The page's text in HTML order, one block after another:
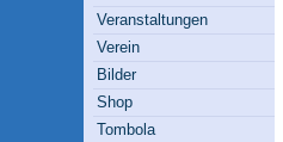
Veranstaltungen
Verein
Bilder
Shop
Tombola